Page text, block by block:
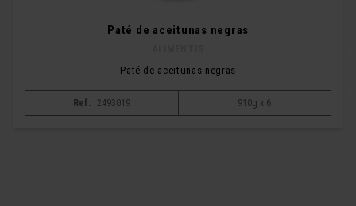
Paté de aceitunas negras
Paté de aceitunas negras
Ref: 2493019 910g x 6